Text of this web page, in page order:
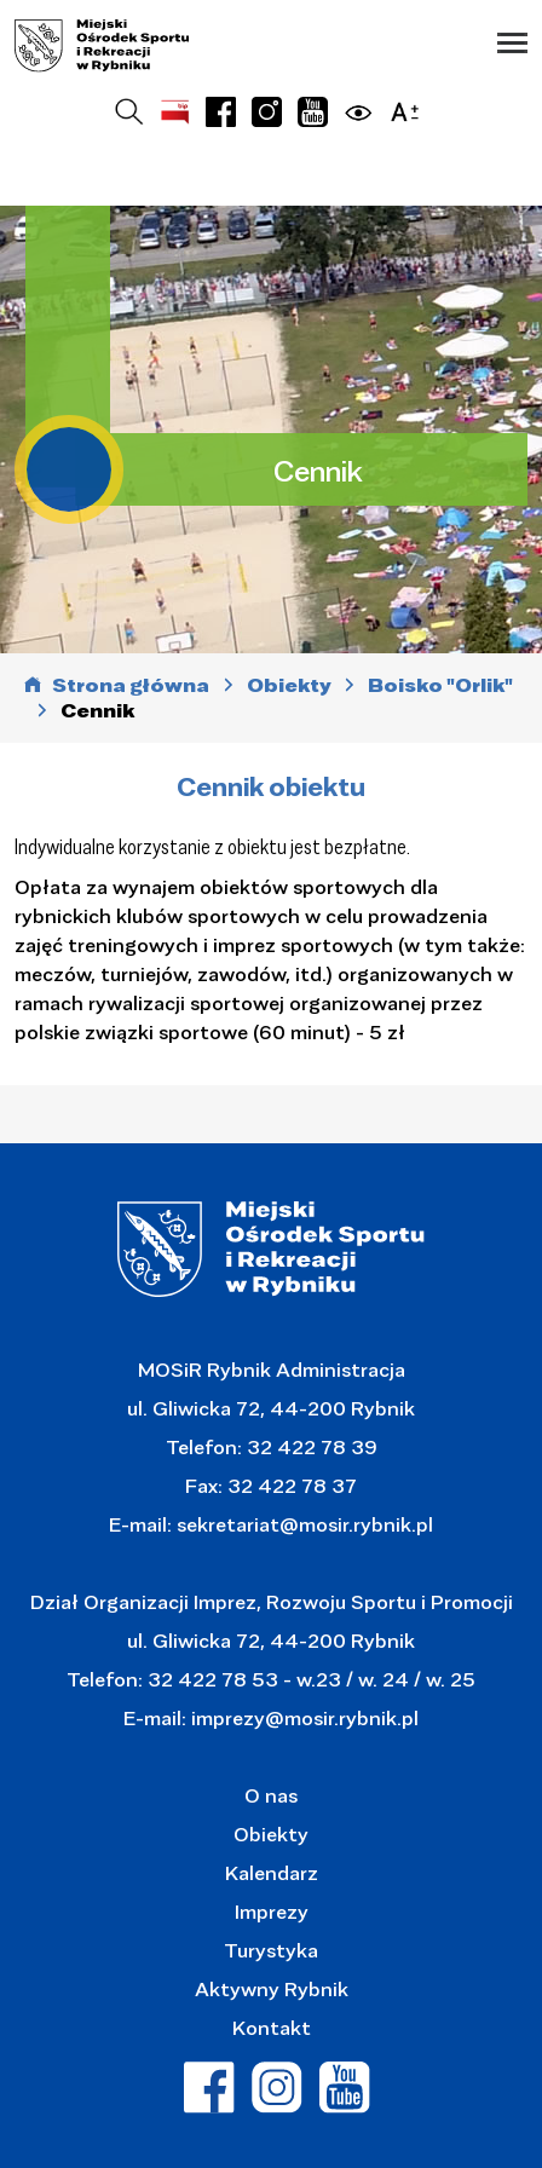
Cennik
Strona główna Obiekty
Boisko "Orlik"
Cennik
Cennik obiektu
Indywidualne korzystanie z obiektu jest bezpłatne.
Opłata za wynajem obiektów sportowych dla
rybnickich klubów sportowych w celu prowadzenia
zajęć treningowych i imprez sportowych (w tym także:
meczów, turniejów, zawodów, itd.) organizowanych w
ramach rywalizacji sportowej organizowanej przez
polskie związki sportowe (60 minut) - 5 zł
MOSiR Rybnik Administracja
ul. Gliwicka 72, 44-200 Rybnik
Telefon: 32 422 78 39
Fax: 32 422 78 37
E-mail: sekretariat@mosir.rybnik.pl
Dział Organizacji Imprez, Rozwoju Sportu i Promocji
ul. Gliwicka 72, 44-200 Rybnik
Telefon: 32 422 78 53 - w.23 / w. 24 / w. 25
E-mail: imprezy@mosir.rybnik.pl
O nas
Obiekty
Kalendarz
Imprezy
Turystyka
Aktywny Rybnik
Kontakt